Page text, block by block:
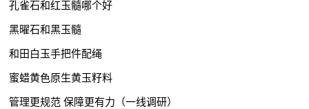
孔雀石和红玉髓哪个好
黑曜石和黑玉髓
和田白玉手把件配绳
蜜蜡黄色原生黄玉籽料
管理更规范 保障更有力（一线调研）